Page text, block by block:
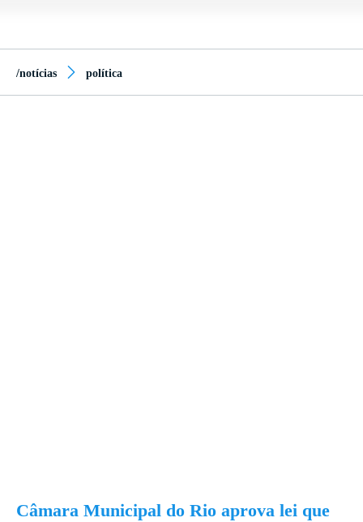
/notícias política
Câmara Municipal do Rio aprova lei que